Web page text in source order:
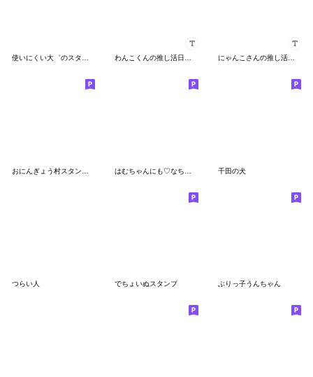
使いにくい大゛のスタンプ わんこくんの推し活日記♡ にゃんこさんの推し活日記♡
千田の犬
つらい人 でちょいぬスタンプ ぶりっ子うんちゃん